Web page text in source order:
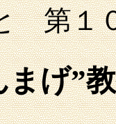
第１
まげ”